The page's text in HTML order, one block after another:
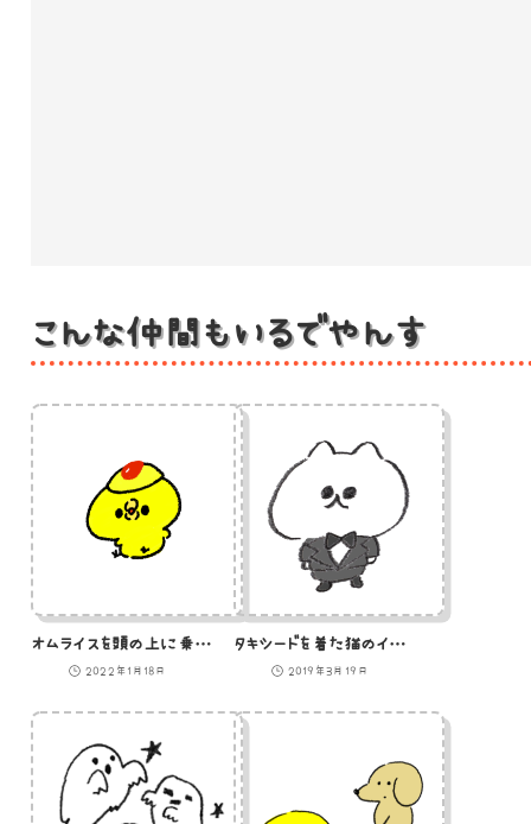
こんな仲間もいるでやんす
オムライスを頭の上に乗せているひよこのイラスト
2022年1月18日
タキシードを着た猫のイラスト
2019年3月19日